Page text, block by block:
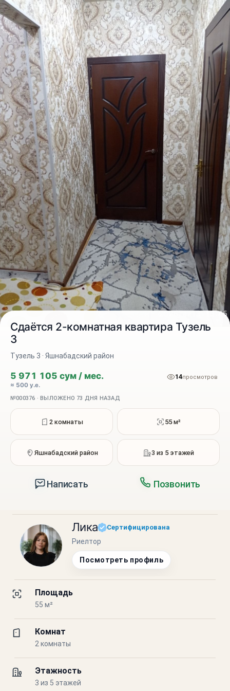
Сдаётся 2-комнатная квартира Тузель
3
Тузель 3 · Яшнабадский район
5 971 105 сум / мес.
≈ 500 у.е.
14просмотров
№000376 · ВЫЛОЖЕНО 73 ДНЯ НАЗАД
2 комнаты 55 м²
Яшнабадский район 3 из 5 этажей
Написать Позвонить
Лика Сертифицирована
Риелтор
Посмотреть профиль
Площадь
55 м²
Комнат
2 комнаты
Этажность
3 из 5 этажей